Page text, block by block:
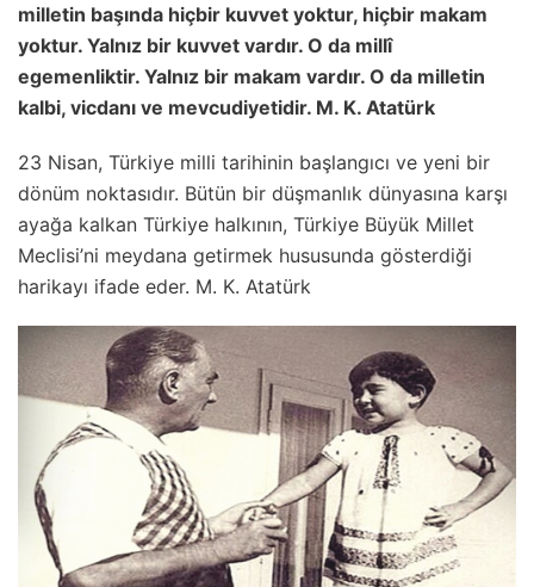
milletin başında hiçbir kuvvet yoktur, hiçbir makam
yoktur. Yalnız bir kuvvet vardır. O da millî
egemenliktir. Yalnız bir makam vardır. O da milletin
kalbi, vicdanı ve mevcudiyetidir. M. K. Atatürk
23 Nisan, Türkiye milli tarihinin başlangıcı ve yeni bir
dönüm noktasıdır. Bütün bir düşmanlık dünyasına karşı
ayağa kalkan Türkiye halkının, Türkiye Büyük Millet
Meclisi’ni meydana getirmek hususunda gösterdiği
harikayı ifade eder. M. K. Atatürk